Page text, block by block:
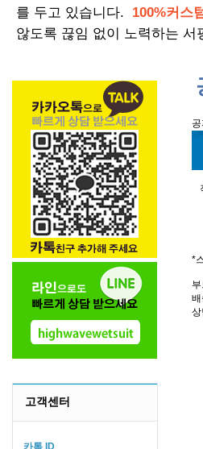
를 두고 있습니다. 100%커스
않도록 끊임 없이 노력하는
고객센터
카톡 ID
*
배